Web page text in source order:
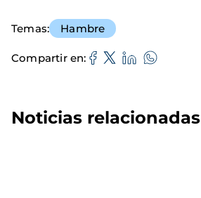
Temas Hambre
Compartir en
Noticias relacionadas